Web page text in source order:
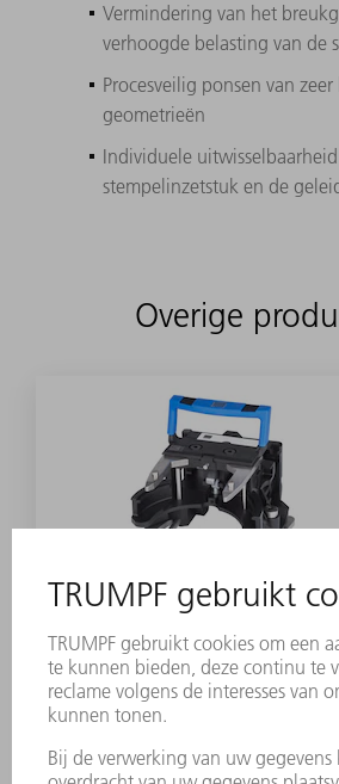
Vermindering van het
verhoogde belasting van de
Procesveilig ponsen van
geometrieën
Individuele
stempelinzetstuk en de
Overige
TOEBEHOREN
RTC-cassette 2017 zonder
matrijsdrager
Materiaalnummer: